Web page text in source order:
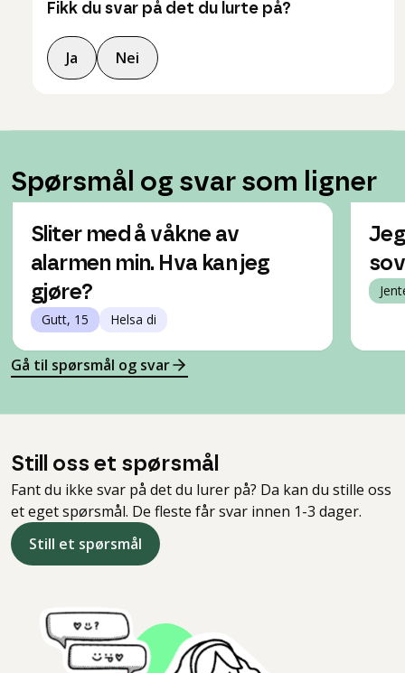
Fikk du svar på det du lurte på?
Ja Nei
Spørsmål og svar som ligner
Sliter med å våkne av
alarmen min. Hva kan jeg
gjøre?
Gutt, 15 Helsa di
Gå til spørsmål og svar
Still oss et spørsmål
Fant du ikke svar på det du lurer på? Da kan du stille oss
et eget spørsmål. De fleste får svar innen 1-3 dager.
Still et spørsmål